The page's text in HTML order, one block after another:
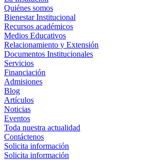
Quiénes somos
Bienestar Institucional
Recursos académicos
Medios Educativos
Relacionamiento y Extensión
Documentos Institucionales
Servicios
Financiación
Admisiones
Blog
Artículos
Noticias
Eventos
Toda nuestra actualidad
Contáctenos
Solicita información
Solicita información